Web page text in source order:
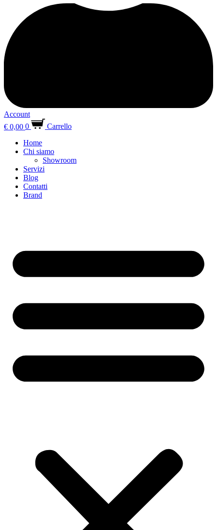
Account
€ 0,00 0
Carrello
Home
Chi siamo
Showroom
Servizi
Blog
Contatti
Brand